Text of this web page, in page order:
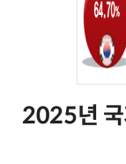
2025년 국